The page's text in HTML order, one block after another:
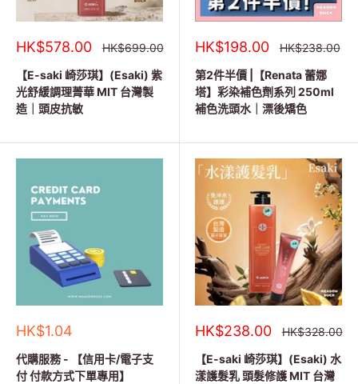
銷
價
格
HK$578.00
正
價
格
HK$699.00
【E-saki 崎莎琪】(Esaki) 紫
光舒緩調理菁華 MIT 台灣製
造｜頭皮抗敏
銷
價
格
HK$198.00
正
格
HK$238.00
第2件半價 |【Renata 蕾娜
塔】彩染補色劑系列 250ml
補色洗頭水｜漂後矯色
銷
價
格
HK$1.04
代購服務 - 【信用卡/電子支
付 付款方式下單專用】
銷
價
格
HK$238.00
正
價
格
HK$328.00
【E-saki 崎莎琪】(Esaki) 水
漾護髮乳 頭髮修護 MIT 台灣